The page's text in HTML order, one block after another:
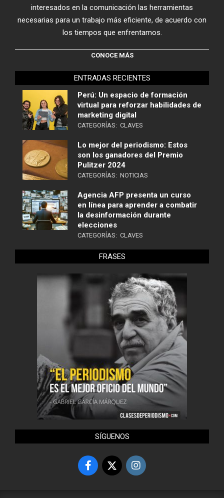
interesados en la comunicación las herramientas
necesarias para un trabajo más eficiente, de acuerdo con
los tiempos que enfrentamos.
CONOCE MÁS
ENTRADAS RECIENTES
Perú: Un espacio de formación
virtual para reforzar habilidades de
marketing digital
CATEGORÍAS: CLAVES
Lo mejor del periodismo: Estos
son los ganadores del Premio
Pulitzer 2024
CATEGORÍAS: NOTICIAS
Agencia AFP presenta un curso
en línea para aprender a combatir
la desinformación durante
elecciones
CATEGORÍAS: CLAVES
FRASES
SÍGUENOS